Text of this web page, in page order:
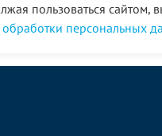
пользоваться сайтом,
персональных